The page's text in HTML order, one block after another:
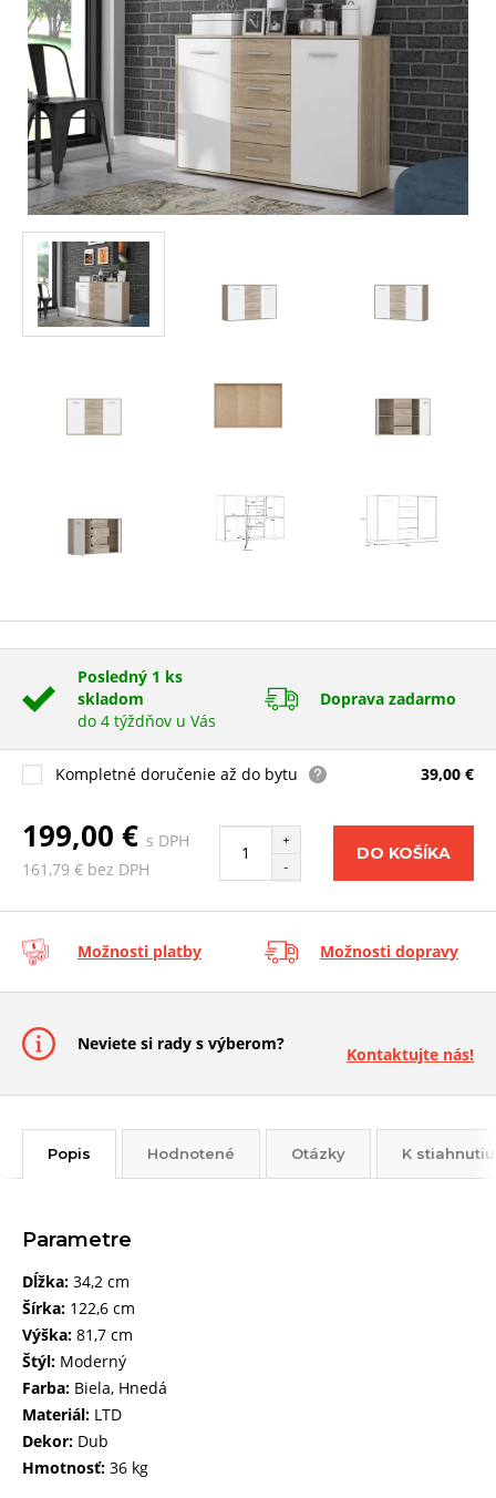
Posledný 1 ks
skladom
do 4 týždňov u Vás
Doprava zadarmo
Kompletné doručenie až do bytu 39,00 €
199,00 € s DPH
161,79 € bez DPH
+
-
DO KOŠÍKA
Možnosti platby Možnosti dopravy
Neviete si rady s výberom?
Kontaktujte nás!
Popis Hodnotené Otázky K stiahnutiu
Parametre
Dĺžka: 34,2 cm
Šírka: 122,6 cm
Výška: 81,7 cm
Štýl: Moderný
Farba: Biela, Hnedá
Materiál: LTD
Dekor: Dub
Hmotnosť: 36 kg